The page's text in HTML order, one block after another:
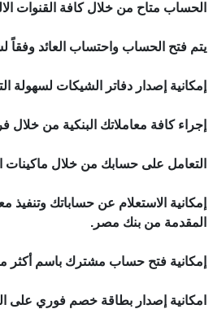
الحساب متاح من خلال كافة القنوات
يتم فتح الحساب واحتساب العائد وفقاً لشرائح تبدأ من
إمكانية إصدار دفاتر الشيكات لسهولة
إجراء كافة معاملاتك البنكية من خلال
التعامل على حسابك من خلال ماكينات
إمكانية الاستعلام عن حساباتك
المقدمة من بنك مصر.
إمكانية فتح حساب مشترك باسم
امكانية إصدار بطاقة خصم فوري على